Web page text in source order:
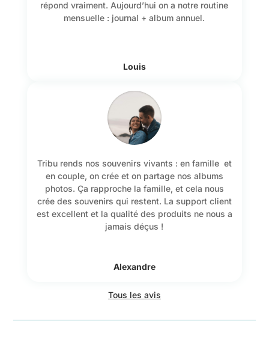
répond vraiment. Aujourd’hui on a notre routine
mensuelle : journal + album annuel.
Louis
Tribu rends nos souvenirs vivants : en famille et
en couple, on crée et on partage nos albums
photos. Ça rapproche la famille, et cela nous
crée des souvenirs qui restent. La support client
est excellent et la qualité des produits ne nous a
jamais déçus !
Alexandre
Tous les avis